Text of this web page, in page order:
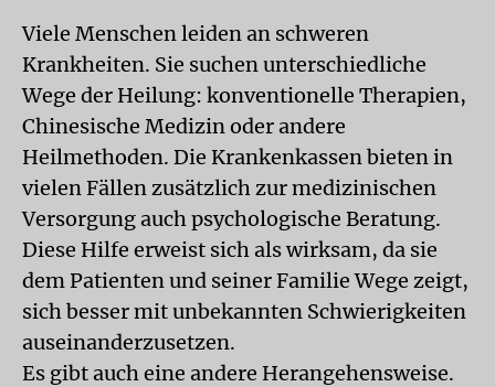
Viele Menschen leiden an schweren
Krankheiten. Sie suchen unterschiedliche
Wege der Heilung: konventionelle Therapien,
Chinesische Medizin oder andere
Heilmethoden. Die Krankenkassen bieten in
vielen Fällen zusätzlich zur medizinischen
Versorgung auch psychologische Beratung.
Diese Hilfe erweist sich als wirksam, da sie
dem Patienten und seiner Familie Wege zeigt,
sich besser mit unbekannten Schwierigkeiten
auseinanderzusetzen.
Es gibt auch eine andere Herangehensweise.